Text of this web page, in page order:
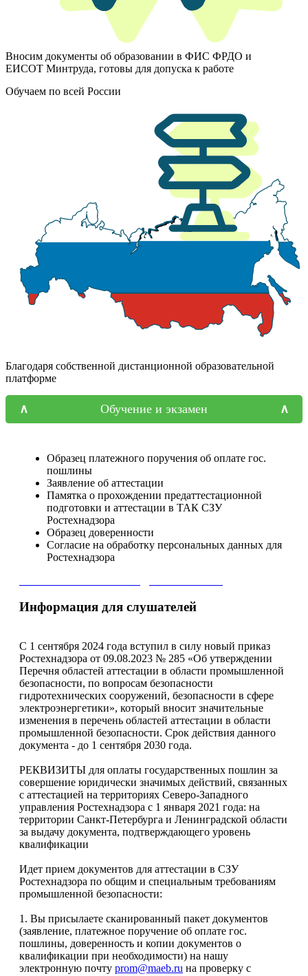
Вносим документы об образовании в ФИС ФРДО и
ЕИСОТ Минтруда, готовы для допуска к работе
Обучаем по всей России
Благодаря собственной дистанционной образовательной
платформе
Обучение и экзамен
Образец платежного поручения об оплате гос.
пошлины
Заявление об аттестации
Памятка о прохождении предаттестационной
подготовки и аттестации в ТАК СЗУ
Ростехнадзора
Образец доверенности
Согласие на обработку персональных данных для
Ростехнадзора
Информация для слушателей
С 1 сентября 2024 года вступил в силу новый приказ
Ростехнадзора от 09.08.2023 № 285 «Об утверждении
Перечня областей аттестации в области промышленной
безопасности, по вопросам безопасности
гидротехнических сооружений, безопасности в сфере
электроэнергетики», который вносит значительные
изменения в перечень областей аттестации в области
промышленной безопасности. Срок действия данного
документа - до 1 сентября 2030 года.
РЕКВИЗИТЫ для оплаты государственных пошлин за
совершение юридически значимых действий, связанных
с аттестацией на территориях Северо-Западного
управления Ростехнадзора с 1 января 2021 года: на
территории Санкт-Петербурга и Ленинградской области
за выдачу документа, подтверждающего уровень
квалификации
Идет прием документов для аттестации в СЗУ
Ростехнадзора по общим и специальным требованиям
промышленной безопасности:
1. Вы присылаете сканированный пакет документов
(заявление, платежное поручение об оплате гос.
пошлины, доверенность и копии документов о
квалификации при необходимости) на нашу
электронную почту prom@maeb.ru на проверку с